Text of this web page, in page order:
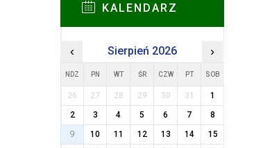
KALENDARZ
‹ Sierpień 2026 ›
NDZ PN WT ŚR CZW PT SOB
26 27 28 29 30 31
1
2
3 4 5 6 7
8
9
10 11 12 13 14
15